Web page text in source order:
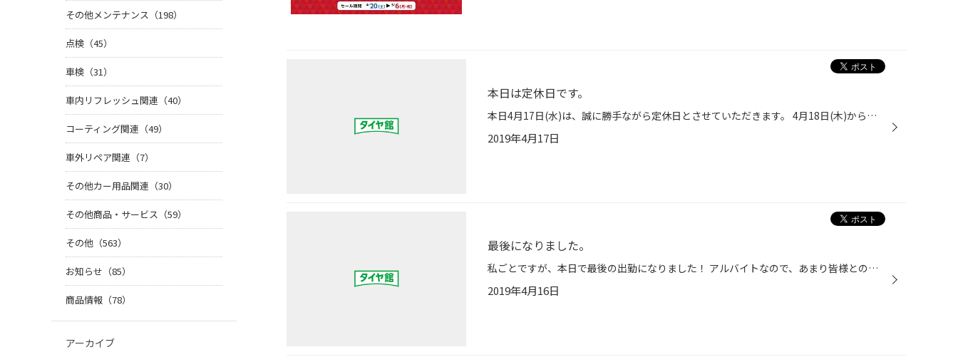
本日は定休日です。
本日4月17日(水)は、誠に勝手ながら定休日とさせていただきます。 4月18日(木)からは通常営業となりますので、 皆様のご来店をお待ちしております。 ＊4月の定休日＊ 4月17日(水)・4月24日(水)
2019年4月17日
最後になりました。
私ごとですが、本日で最後の出勤になりました！ アルバイトなので、あまり皆様との関わりはなかったとは思うのですが凄く楽しいタイヤ館生活でした！ 短い間でしたがお世話になりました！ ありがとうございました！ 今後もタイヤ館めじろ台のご利用よろしくお願いいたします(^^) by カッパ
2019年4月16日
その他メンテナンス（198）
点検（45）
車検（31）
車内リフレッシュ関連（40）
コーティング関連（49）
車外リペア関連（7）
その他カー用品関連（30）
その他商品・サービス（59）
その他（563）
お知らせ（85）
商品情報（78）
アーカイブ